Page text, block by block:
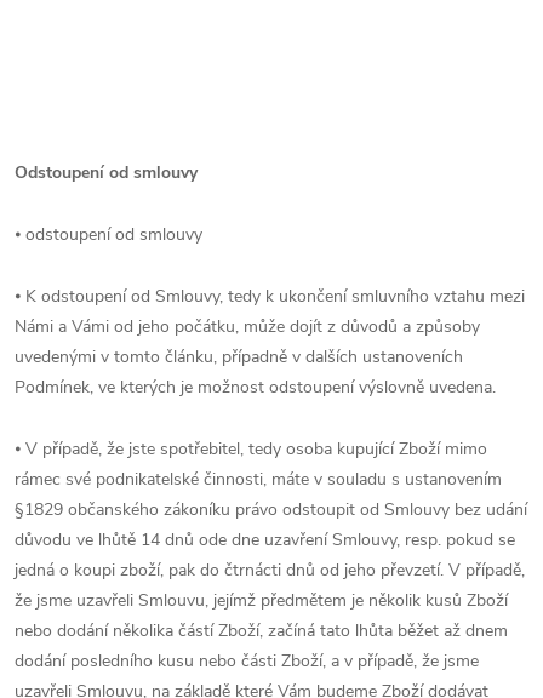
Odstoupení od smlouvy
⦁ odstoupení od smlouvy
⦁ K odstoupení od Smlouvy, tedy k ukončení smluvního vztahu mezi
Námi a Vámi od jeho počátku, může dojít z důvodů a způsoby
uvedenými v tomto článku, případně v dalších ustanoveních
Podmínek, ve kterých je možnost odstoupení výslovně uvedena.
⦁ V případě, že jste spotřebitel, tedy osoba kupující Zboží mimo
rámec své podnikatelské činnosti, máte v souladu s ustanovením
§1829 občanského zákoníku právo odstoupit od Smlouvy bez udání
důvodu ve lhůtě 14 dnů ode dne uzavření Smlouvy, resp. pokud se
jedná o koupi zboží, pak do čtrnácti dnů od jeho převzetí. V případě,
že jsme uzavřeli Smlouvu, jejímž předmětem je několik kusů Zboží
nebo dodání několika částí Zboží, začíná tato lhůta běžet až dnem
dodání posledního kusu nebo části Zboží, a v případě, že jsme
uzavřeli Smlouvu, na základě které Vám budeme Zboží dodávat